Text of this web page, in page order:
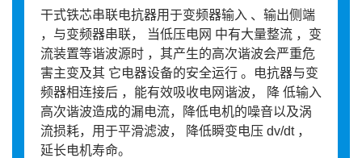
干式铁芯串联电抗器用于变频器输入 、输出侧端
，与变频器串联， 当低压电网 中有大量整流 ，变
流装置等谐波源时 ，其产生的高次谐波会严重危
害主变及其 它电器设备的安全运行 。电抗器与变
频器相连接后 ，能有效吸收电网谐波， 降 低输入
高次谐波造成的漏电流，降低电机的噪音以及涡
流损耗，用于平滑滤波， 降低瞬变电压 dv/dt ，
延长电机寿命。